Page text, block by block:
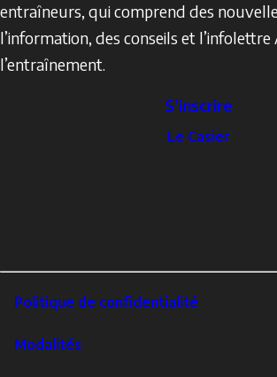
entraîneurs, qui comprend des
l’information, des conseils et
l’entraînement.
S’inscrire
Le Casier
Footer
Corporate
Politique de confidentialité
Modalités